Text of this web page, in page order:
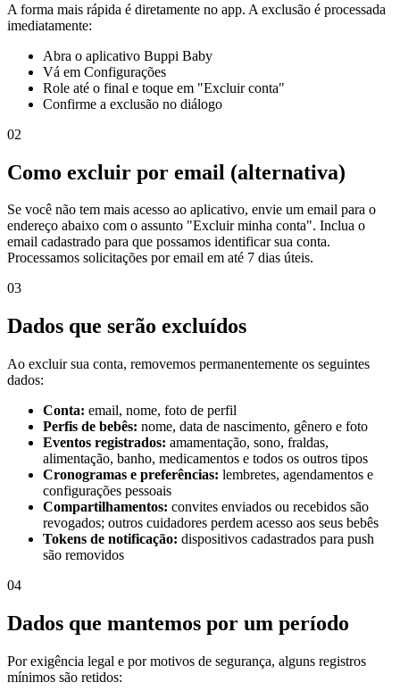
A forma mais rápida é diretamente no app. A exclusão é processada
imediatamente:
Abra o aplicativo Buppi Baby
Vá em Configurações
Role até o final e toque em "Excluir conta"
Confirme a exclusão no diálogo
02
Como excluir por email (alternativa)
Se você não tem mais acesso ao aplicativo, envie um email para o
endereço abaixo com o assunto "Excluir minha conta". Inclua o
email cadastrado para que possamos identificar sua conta.
Processamos solicitações por email em até 7 dias úteis.
03
Dados que serão excluídos
Ao excluir sua conta, removemos permanentemente os seguintes
dados:
Conta: email, nome, foto de perfil
Perfis de bebês: nome, data de nascimento, gênero e foto
Eventos registrados: amamentação, sono, fraldas,
alimentação, banho, medicamentos e todos os outros tipos
Cronogramas e preferências: lembretes, agendamentos e
configurações pessoais
Compartilhamentos: convites enviados ou recebidos são
revogados; outros cuidadores perdem acesso aos seus bebês
Tokens de notificação: dispositivos cadastrados para push
são removidos
04
Dados que mantemos por um período
Por exigência legal e por motivos de segurança, alguns registros
mínimos são retidos: